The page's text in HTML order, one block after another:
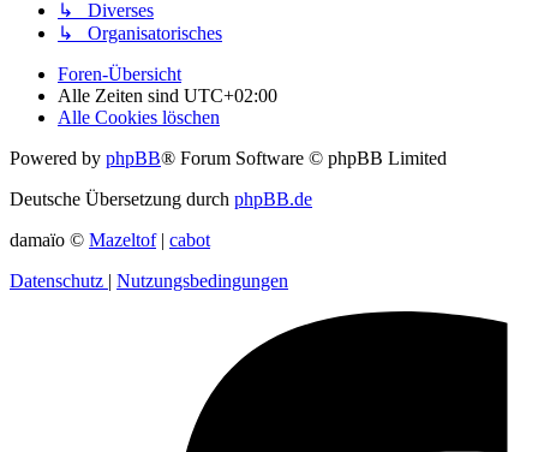
↳ Diverses
↳ Organisatorisches
Foren-Übersicht
Alle Zeiten sind UTC+02:00
Alle Cookies löschen
Powered by phpBB® Forum Software © phpBB Limited
Deutsche Übersetzung durch phpBB.de
damaïo © Mazeltof| cabot
Datenschutz | Nutzungsbedingungen